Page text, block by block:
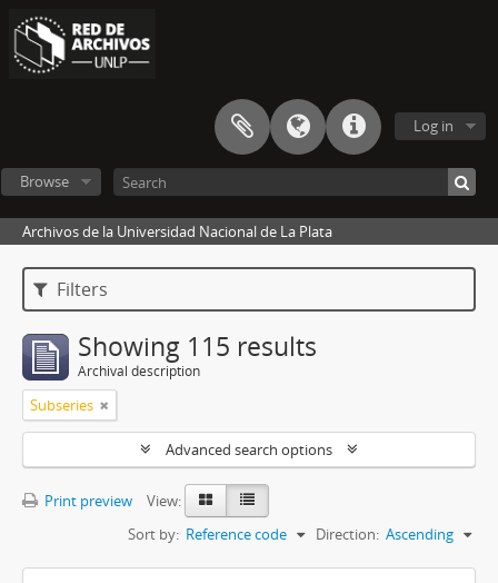
Log in
Browse
Archivos de la Universidad Nacional de La Plata
Filters
Showing 115 results
Archival description
Subseries
Advanced search options
Print preview
View:
Sort by: Reference code Direction: Ascending